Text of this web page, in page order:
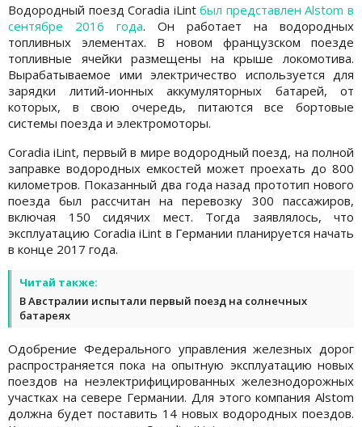
Водородный поезд Coradia iLintбыл представлен Alstom в
сентябре 2016 года. Он работает на водородных
топливных элементах. В новом французском поезде
топливные ячейки размещены на крыше локомотива.
Вырабатываемое ими электричество используется для
зарядки литий-ионных аккумуляторных батарей, от
которых, в свою очередь, питаются все бортовые
системы поезда и электромоторы.
Coradia iLint, первый в мире водородный поезд, на полной
заправке водородных емкостей может проехать до 800
километров. Показанный два года назад прототип нового
поезда был рассчитан на перевозку 300 пассажиров,
включая 150 сидячих мест. Тогда заявлялось, что
эксплуатацию Coradia iLint в Германии планируется начать
в конце 2017 года.
Читай также:
В Австралии испытали первый поезд на солнечных
батареях
Одобрение Федерального управления железных дорог
распространяется пока на опытную эксплуатацию новых
поездов на неэлектрифицированных железнодорожных
участках на севере Германии. Для этого компания Alstom
должна будет поставить 14 новых водородных поездов.